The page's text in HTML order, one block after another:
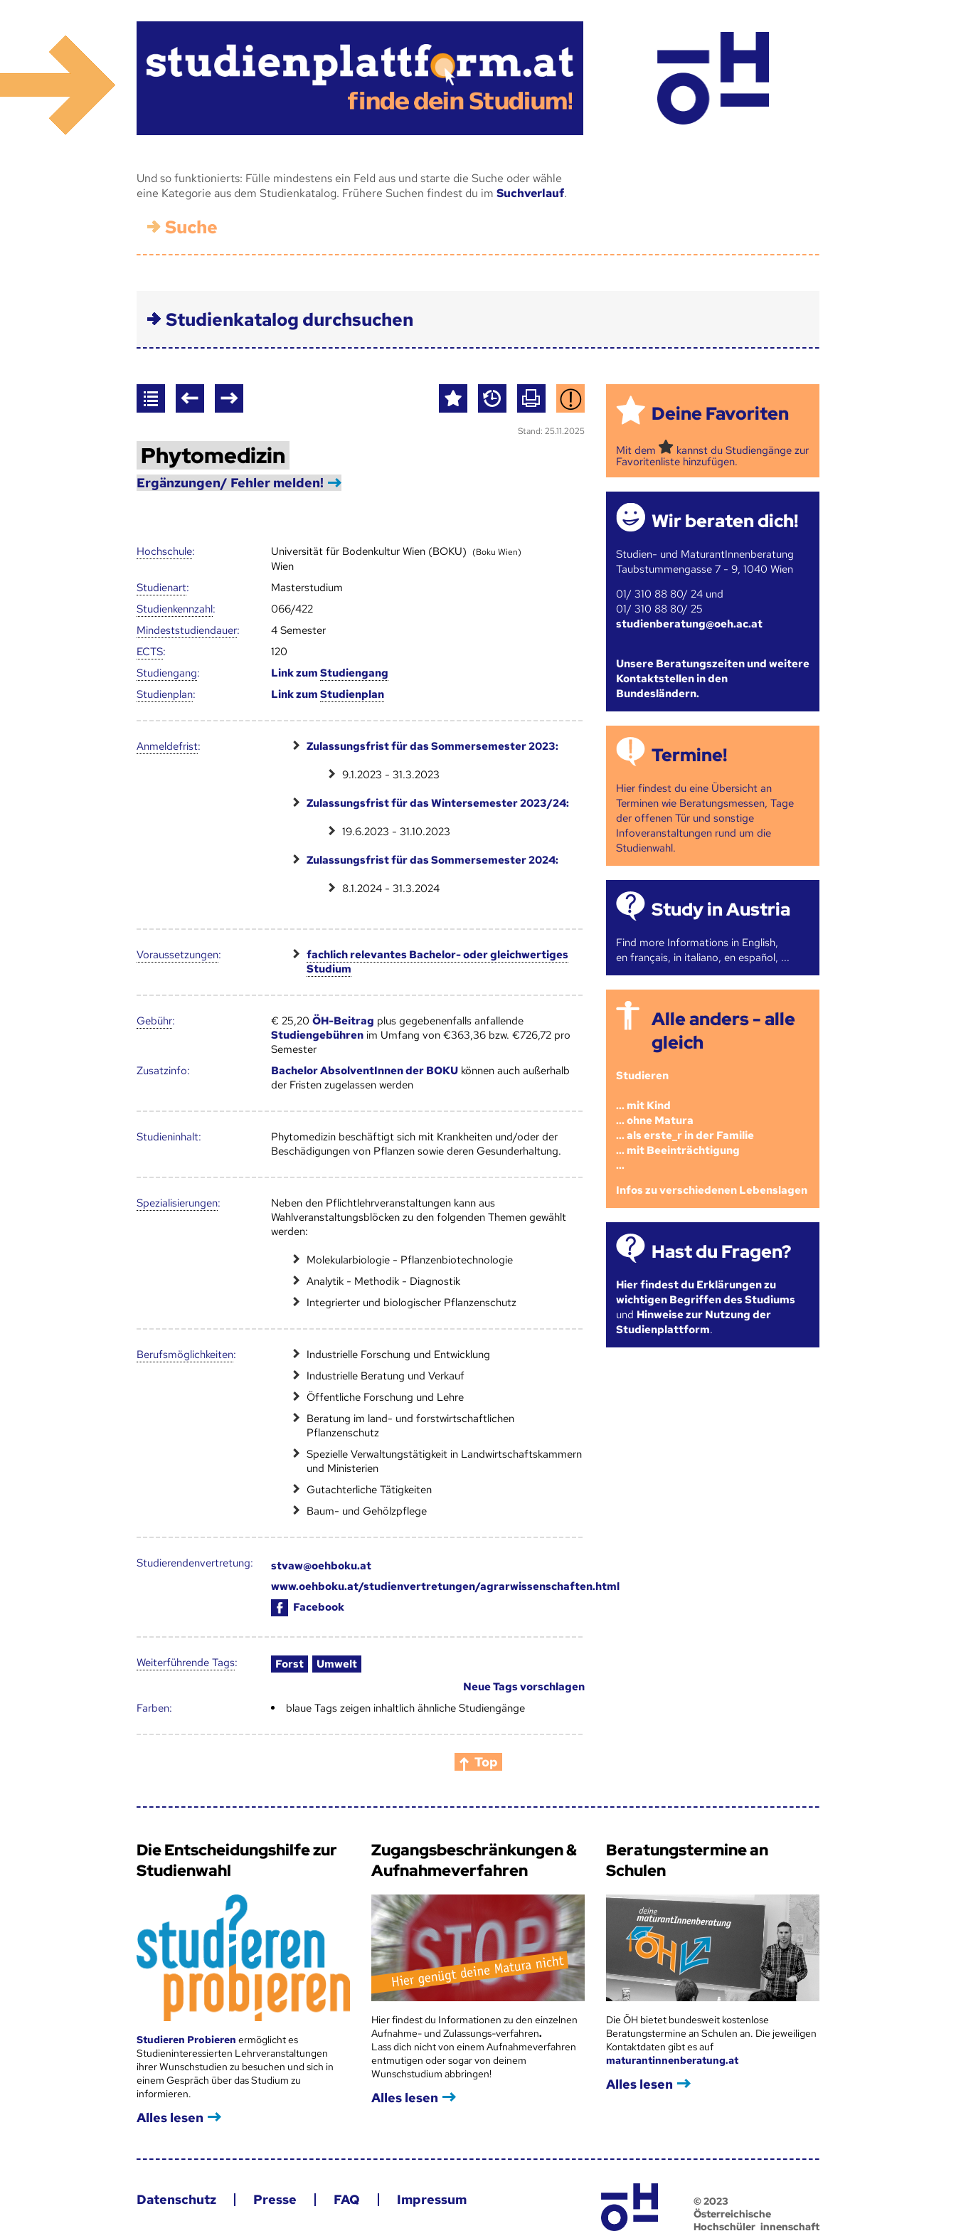
Und so funktionierts: Fülle mindestens ein Feld aus und starte die Suche oder wähle
eine Kategorie aus dem Studienkatalog. Frühere Suchen findest du im Suchverlauf.
Suche
Studienkatalog durchsuchen
Stand: 25.11.2025
Phytomedizin
Ergänzungen/ Fehler melden!
Hoch­schule: Universität für Bodenkultur Wien (BOKU) (Boku Wien)
Wien
Studienart:
Masterstudium
Studien­kenn­zahl:
066/422
Mindest­studien­dauer:
4 Semester
ECTS:
120
Studien­gang: Link zum Studien­gang
Studien­plan: Link zum Studien­plan
Anmelde­frist: Zulassungsfrist für das Sommersemester 2023:
9.1.2023 - 31.3.2023
Zulassungsfrist für das Wintersemester 2023/24:
19.6.2023 - 31.10.2023
Zulassungsfrist für das Sommersemester 2024:
8.1.2024 - 31.3.2024
Voraus­setzungen:
fachlich relevantes Bachelor- oder gleichwertiges
Studium
Gebühr: € 25,20 ÖH-Beitrag plus gegebenenfalls anfallende
Studiengebührenim Umfang von €363,36 bzw. €726,72 pro
Semester
Zusatz­info:
Bachelor AbsolventInnen der BOKUkönnen auch außerhalb
der Fristen zugelassen werden
Studien­inhalt:
Phytomedizin beschäftigt sich mit Krankheiten und/oder der
Beschädigungen von Pflanzen sowie deren Gesunderhaltung.
Speziali­sierungen:
Neben den Pflichtlehrveranstaltungen kann aus
Wahlveranstaltungsblöcken zu den folgenden Themen gewählt
werden:
Molekularbiologie - Pflanzenbiotechnologie
Analytik - Methodik - Diagnostik
Integrierter und biologischer Pflanzenschutz
Berufs­möglich­keiten:
Industrielle Forschung und Entwicklung
Industrielle Beratung und Verkauf
Öffentliche Forschung und Lehre
Beratung im land- und forstwirtschaftlichen
Pflanzenschutz
Spezielle Verwaltungstätigkeit in Landwirtschaftskammern
und Ministerien
Gutachterliche Tätigkeiten
Baum- und Gehölzpflege
Studierendenvertretung:
stvaw@oehboku.at
www.oehboku.at/studienvertretungen/agrarwissenschaften.html
Facebook
Weiter­führende Tags: Forst
Umwelt
Neue Tags vorschlagen
Farben:
blaue Tags zeigen inhaltlich ähnliche Studiengänge
Deine Favoriten
Mit dem
kannst du Studiengänge zur
Favoritenliste hinzufügen.
Wir beraten dich!
Studien- und MaturantInnenberatung
Taubstummengasse 7 - 9, 1040 Wien
01/ 310 88 80/ 24 und
01/ 310 88 80/ 25
studienberatung@oeh.ac.at
Unsere Beratungszeiten und weitere
Kontaktstellen in den
Bundesländern.
Termine!
Hier findest du eine Übersicht an
Terminen wie Beratungsmessen, Tage
der offenen Tür und sonstige
Infoveranstaltungen rund um die
Studienwahl.
Study in Austria
Find more Informations in English,
en français, in italiano, en español, ...
Alle anders - alle
gleich
Studieren
... mit Kind
... ohne Matura
... als erste_r in der Familie
... mit Beeinträchtigung
...
Infos zu verschiedenen Lebenslagen
Hast du Fragen?
Hier findest du Erklärungen zu
wichtigen Begriffen des Studiums
und Hinweise zur Nutzung der
Studienplattform.
Top
Die Entscheidungshilfe zur
Studienwahl
Studieren Probieren ermöglicht es
Studieninteressierten Lehrveranstaltungen
ihrer Wunschstudien zu besuchen und sich in
einem Gespräch über das Studium zu
informieren.
Alles lesen
Zugangsbeschränkungen &
Aufnahmeverfahren
Hier findest du Informationen zu den einzelnen
Aufnahme- und Zulassungs-verfahren.
Lass dich nicht von einem Aufnahmeverfahren
entmutigen oder sogar von deinem
Wunschstudium abbringen!
Alles lesen
Beratungstermine an
Schulen
Die ÖH bietet bundesweit kostenlose
Beratungstermine an Schulen an. Die jeweiligen
Kontaktdaten gibt es auf
maturantinnenberatung.at
Alles lesen
Datenschutz Presse FAQ Impressum
© 2023
Österreichische
Hochschüler_innenschaft